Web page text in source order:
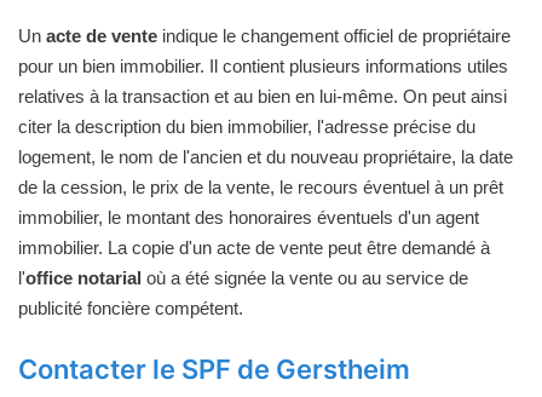
Un acte de vente indique le changement officiel de propriétaire
pour un bien immobilier. Il contient plusieurs informations utiles
relatives à la transaction et au bien en lui-même. On peut ainsi
citer la description du bien immobilier, l'adresse précise du
logement, le nom de l'ancien et du nouveau propriétaire, la date
de la cession, le prix de la vente, le recours éventuel à un prêt
immobilier, le montant des honoraires éventuels d'un agent
immobilier. La copie d'un acte de vente peut être demandé à
l'office notarial où a été signée la vente ou au service de
publicité foncière compétent.
Contacter le SPF de Gerstheim